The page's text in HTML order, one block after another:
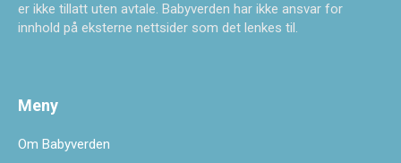
er ikke tillatt uten avtale. Babyverden har ikke ansvar for
innhold på eksterne nettsider som det lenkes til.
Meny
Om Babyverden